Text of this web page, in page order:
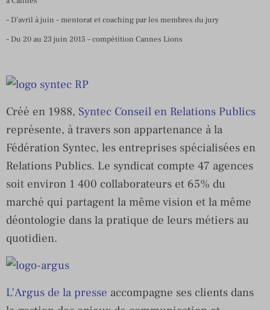
– D’avril à juin – mentorat et coaching par les membres du jury
– Du 20 au 23 juin 2015 – compétition Cannes Lions
Créé en 1988, Syntec Conseil en Relations Publics
représente, à travers son appartenance à la
Fédération Syntec, les entreprises spécialisées en
Relations Publics. Le syndicat compte 47 agences
soit environ 1 400 collaborateurs et 65% du
marché qui partagent la même vision et la même
déontologie dans la pratique de leurs métiers au
quotidien.
L’Argus de la presse accompagne ses clients dans